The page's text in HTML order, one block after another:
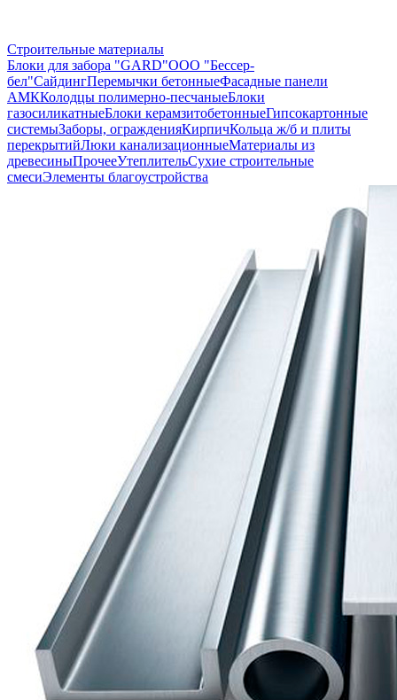
Строительные материалы
Блоки для забора "GARD"ООО "Бессер-
бел"СайдингПеремычки бетонныеФасадные панели
АМККолодцы полимерно-песчаныеБлоки
газосиликатныеБлоки керамзитобетонныеГипсокартонные
системыЗаборы, огражденияКирпичКольца ж/б и плиты
перекрытийЛюки канализационныеМатериалы из
древесиныПрочееУтеплительСухие строительные
смесиЭлементы благоустройства